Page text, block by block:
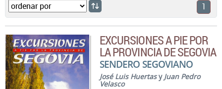
1
EXCURSIONES A PIE POR
LA PROVINCIA DE SEGOVIA
SENDERO SEGOVIANO
José Luis Huertasy Juan Pedro
Velasco